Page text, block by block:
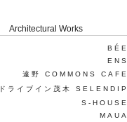
Architectural Works
BÉE
ENS
遠野 COMMONS CAFE
ドライブイン茂木 SELENDIP
S-HOUSE
MAUA